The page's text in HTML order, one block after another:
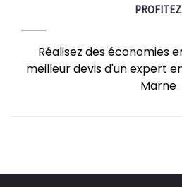
PROFITEZ
Réalisez des économies
meilleur devis d'un expert
Marne